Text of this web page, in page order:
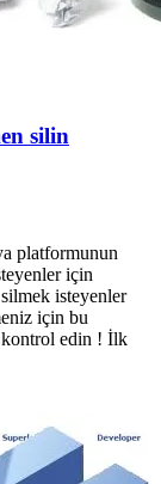
silin
platformunun
için
silmek isteyenler
için bu
kontrol edin ! İlk